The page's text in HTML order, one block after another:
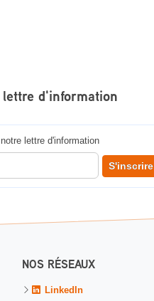
d'information
lettre d'information
lettre d'information
S'inscrire
NOS RÉSEAUX
LinkedIn